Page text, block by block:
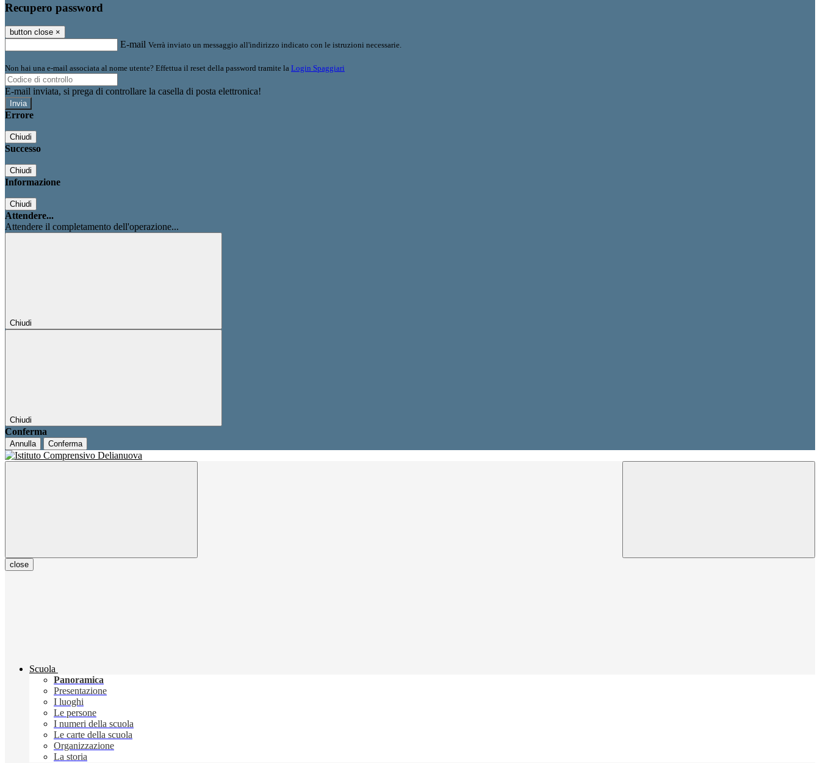
Recupero password
button close ×
E-mail Verrà inviato un messaggio all'indirizzo indicato con le istruzioni necessarie.
Non hai una e-mail associata al nome utente? Effettua il reset della password tramite la Login Spaggiari
E-mail inviata, si prega di controllare la casella di posta elettronica!
Errore
Chiudi
Successo
Chiudi
Informazione
Chiudi
Attendere...
Attendere il completamento dell'operazione...
Chiudi
Chiudi
Conferma
Annulla Conferma
close
Scuola
Panoramica
Presentazione
I luoghi
Le persone
I numeri della scuola
Le carte della scuola
Organizzazione
La storia